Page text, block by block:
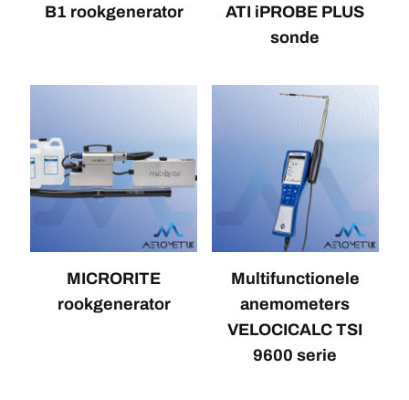
B1 rookgenerator
ATI iPROBE PLUS
sonde
MICRORITE
rookgenerator
Multifunctionele
anemometers
VELOCICALC TSI
9600 serie